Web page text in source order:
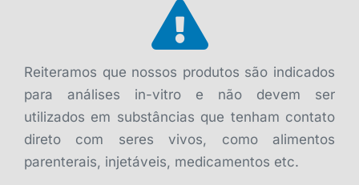
Reiteramos que nossos produtos são indicados
para análises in-vitro e não devem ser
utilizados em substâncias que tenham contato
direto com seres vivos, como alimentos
parenterais, injetáveis, medicamentos etc.